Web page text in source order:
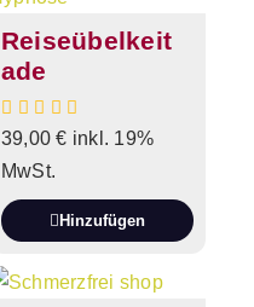
Reiseübelkeit
ade
39,00€ inkl. 19%
MwSt.
Hinzufügen